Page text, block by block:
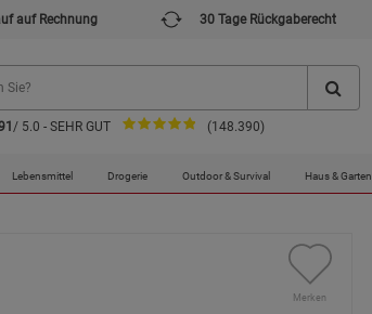
auf Rechnung 30 Tage Rückgaberecht
/ 5.0 - SEHR GUT (148.390)
Lebensmittel Drogerie Outdoor & Survival Haus & Garten
Merken